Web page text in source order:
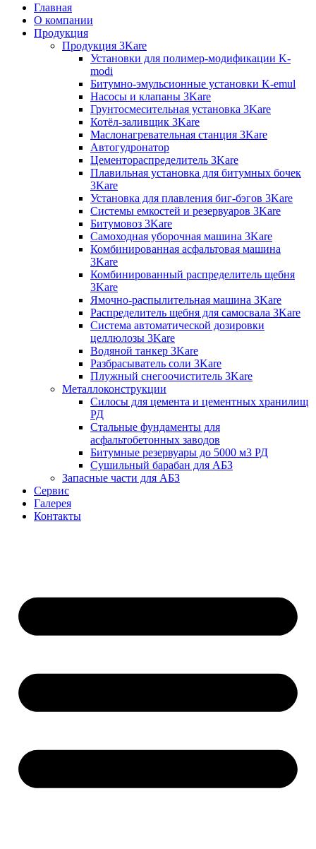
Главная
О компании
Продукция
Продукция 3Kare
Установки для полимер-модификации K-
modi
Битумно-эмульсионные установки K-emul
Насосы и клапаны 3Kare
Грунтосмесительная установка 3Kare
Котёл-заливщик 3Kare
Маслонагревательная станция 3Kare
Автогудронатор
Цементораспределитель 3Kare
Плавильная установка для битумных бочек
3Kare
Установка для плавления биг-бэгов 3Kare
Системы емкостей и резервуаров 3Kare
Битумовоз 3Kare
Самоходная уборочная машина 3Kare
Комбинированная асфальтовая машина
3Kare
Комбинированный распределитель щебня
3Kare
Ямочно-распылительная машина 3Kare
Распределитель щебня для самосвала 3Kare
Система автоматической дозировки
целлюлозы 3Kare
Водяной танкер 3Kare
Разбрасыватель соли 3Kare
Плужный снегоочиститель 3Kare
Металлоконструкции
Силосы для цемента и цементных хранилищ
РД
Стальные фундаменты для
асфальтобетонных заводов
Битумные резервуары до 5000 м3 РД
Сушильный барабан для АБЗ
Запасные части для АБЗ
Сервис
Галерея
Контакты